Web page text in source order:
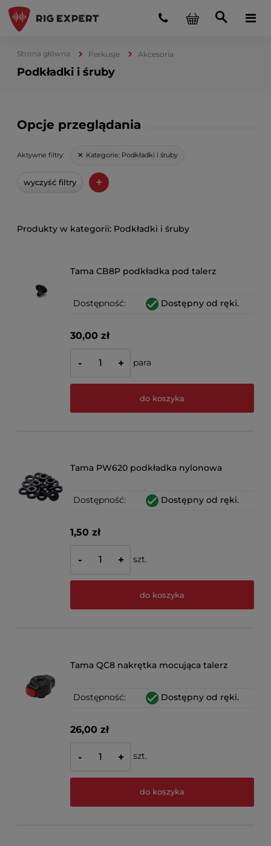
Strona główna Perkusje Akcesoria
Podkładki i śruby
Opcje przeglądania
Aktywne filtry: Kategorie: Podkładki i śruby
wyczyść filtry +
Podkładki i śruby
Tama CB8P podkładka pod talerz
Dostępność: Dostępny od ręki.
30,00 zł
- + para
do koszyka
Tama PW620 podkładka nylonowa
Dostępność: Dostępny od ręki.
1,50 zł
- + szt.
do koszyka
Tama QC8 nakrętka mocująca talerz
Dostępność: Dostępny od ręki.
26,00 zł
- + szt.
do koszyka